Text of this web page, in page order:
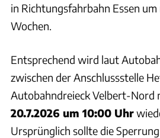
in Richtungsfahrbahn Essen
Wochen.
Entsprechend wird laut
zwischen der Anschlussstelle
Autobahndreieck Velbert-Nord
20.7.2026 um 10:00 Uhr
Ursprünglich sollte die